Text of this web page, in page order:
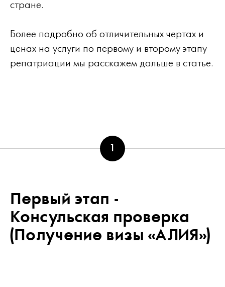
стране.
Более подробно об отличительных чертах и
ценах на услуги по первому и второму этапу
репатриации мы расскажем дальше в статье.
Первый этап -
Консульская проверка
(Получение визы «АЛИЯ»)